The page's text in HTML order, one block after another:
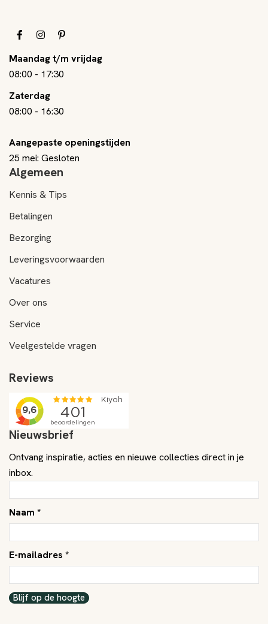
Maandag t/m vrijdag
08:00 - 17:30
Zaterdag
08:00 - 16:30
Aangepaste openingstijden
25 mei: Gesloten
Algemeen
Kennis & Tips
Betalingen
Bezorging
Leveringsvoorwaarden
Vacatures
Over ons
Service
Veelgestelde vragen
Reviews
Nieuwsbrief
Ontvang inspiratie, acties en nieuwe collecties direct in je
inbox.
Naam *
E-mailadres *
Blijf op de hoogte